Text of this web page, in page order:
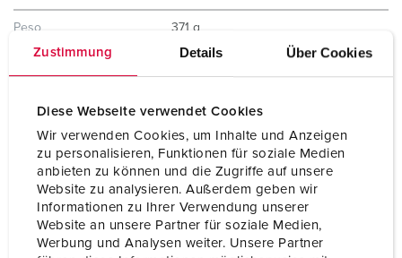
Zustimmung Details Über Cookies
Diese Webseite verwendet Cookies
Wir verwenden Cookies, um Inhalte und Anzeigen
zu personalisieren, Funktionen für soziale Medien
anbieten zu können und die Zugriffe auf unsere
Website zu analysieren. Außerdem geben wir
Informationen zu Ihrer Verwendung unserer
Website an unsere Partner für soziale Medien,
Werbung und Analysen weiter. Unsere Partner
Peso 371 g
conformità
VDE